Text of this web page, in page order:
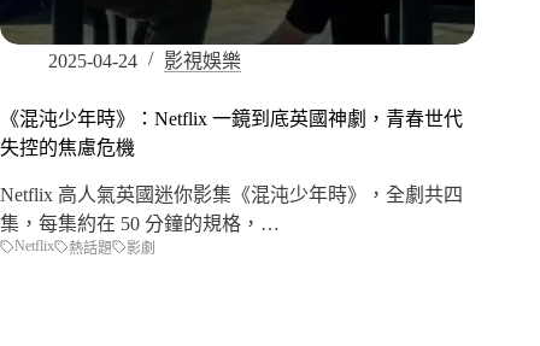
2025-04-24 影視娛樂
《混沌少年時》：Netflix 一鏡到底英國神劇，青春世代
失控的焦慮危機
Netflix 高人氣英國迷你影集《混沌少年時》，全劇共四
集，每集約在 50 分鐘的規格，…
Netflix 熱話題 影劇